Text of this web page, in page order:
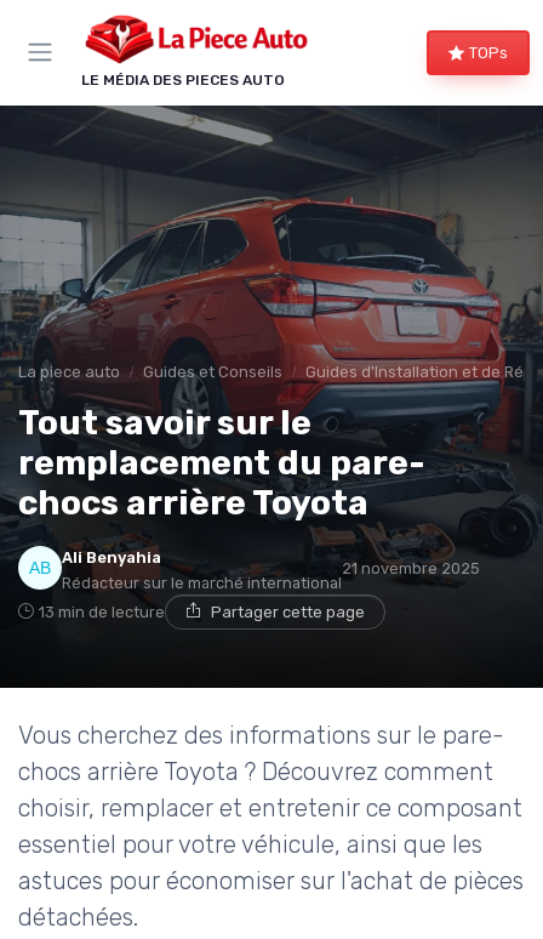
LE MÉDIA DES PIECES AUTO
TOPs
La piece auto Guides et Conseils Guides d'Installation et de
Tout savoir sur le
remplacement du pare-
chocs arrière Toyota
Ali Benyahia
Rédacteur sur le marché international
21 novembre 2025
13 min de lecture Partager cette page
Vous cherchez des informations sur le pare-
chocs arrière Toyota ? Découvrez comment
choisir, remplacer et entretenir ce composant
essentiel pour votre véhicule, ainsi que les
astuces pour économiser sur l'achat de pièces
détachées.
Panneau de gestion des cookies